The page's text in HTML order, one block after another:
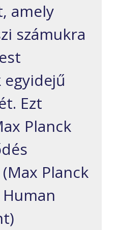
amely
számukra
egyidejű
Ezt
Planck
Planck